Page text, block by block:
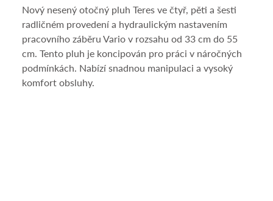
Nový nesený otočný pluh Teres ve čtyř, pěti a šesti
radličném provedení a hydraulickým nastavením
pracovního záběru Vario v rozsahu od 33 cm do 55
cm. Tento pluh je koncipován pro práci v náročných
podmínkách. Nabízí snadnou manipulaci a vysoký
komfort obsluhy.